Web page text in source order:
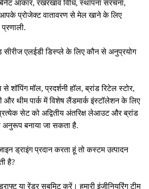
आकार, रखरखाव विधि, स्थापना संरचना,
प्रोजेक्ट वातावरण से मेल खाने के लिए
एलईडी डिस्प्ले के लिए कौन से अनुप्रयोग
शॉपिंग मॉल, प्रदर्शनी हॉल, ब्रांड रिटेल स्टोर,
और थीम पार्क में विशेष लैंडमार्क इंस्टॉलेशन के लिए
सेट को अद्वितीय अंतरिक्ष लेआउट और ब्रांड
बनाया जा सकता है.
ड्राइंग प्रदान करता हूं तो कस्टम उत्पादन
है?
या रेंडर सबमिट करें। हमारी इंजीनियरिंग टीम